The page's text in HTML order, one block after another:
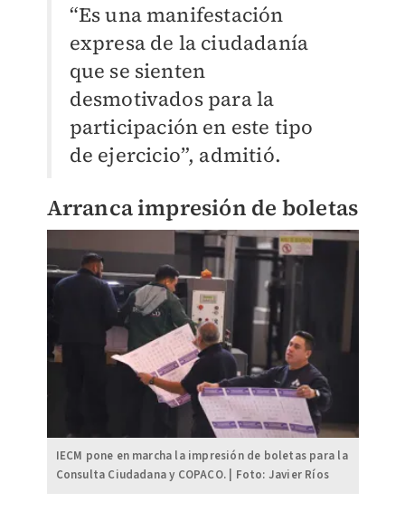
“Es una manifestación
expresa de la ciudadanía
que se sienten
desmotivados para la
participación en este tipo
de ejercicio”, admitió.
Arranca impresión de boletas
IECM pone en marcha la impresión de boletas para la
Consulta Ciudadana y COPACO. | Foto: Javier Ríos